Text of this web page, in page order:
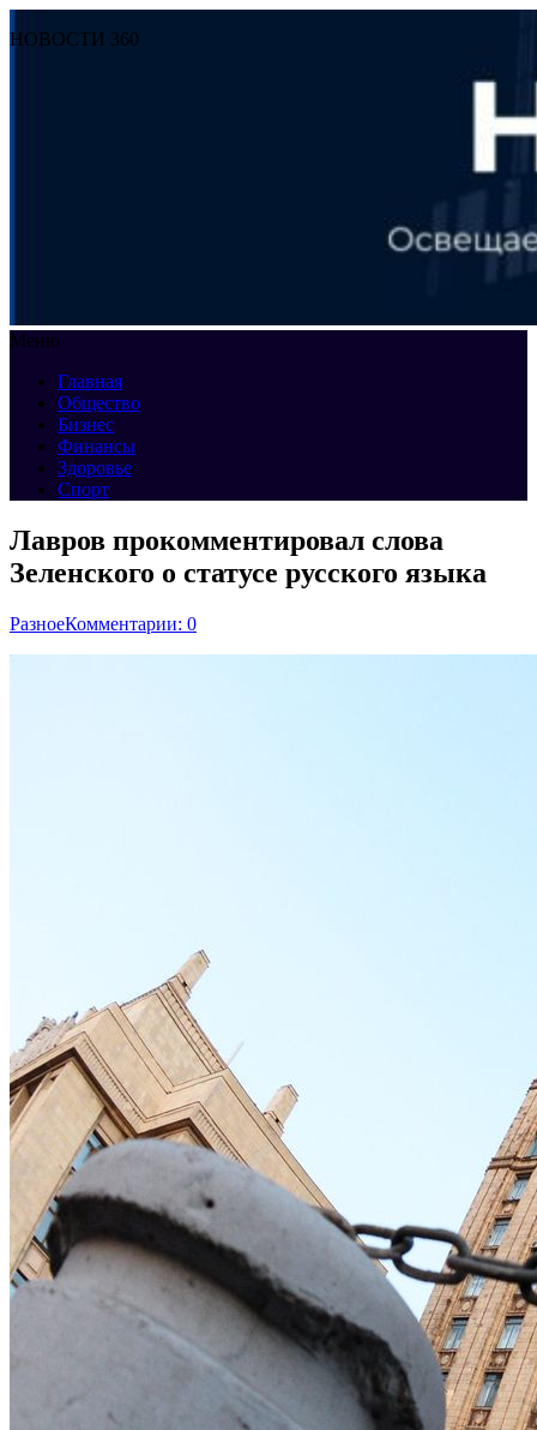
НОВОСТИ 360
Меню
Главная
Общество
Бизнес
Финансы
Здоровье
Спорт
Лавров прокомментировал слова
Зеленского о статусе русского языка
РазноеКомментарии: 0